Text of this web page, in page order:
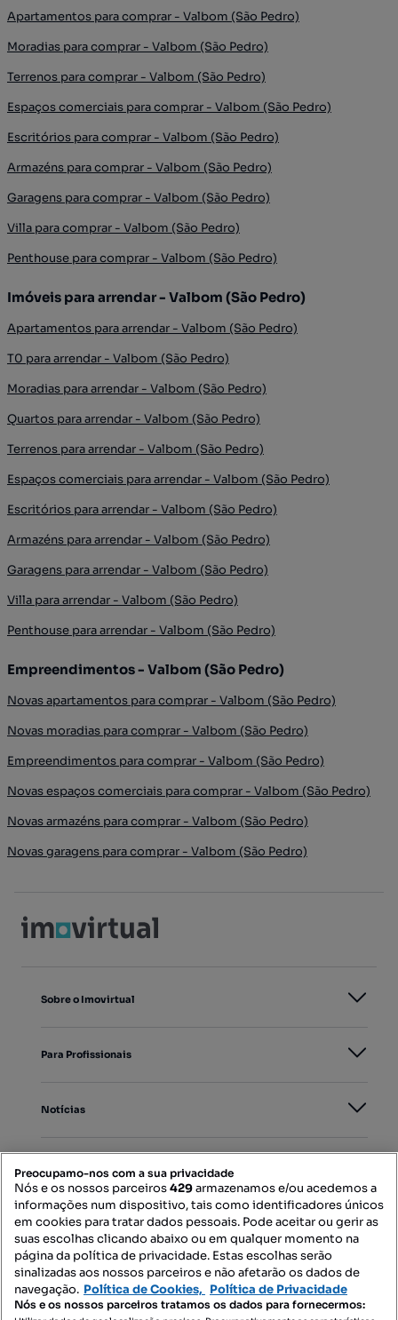
Apartamentos para comprar - Valbom (São Pedro)
Moradias para comprar - Valbom (São Pedro)
Terrenos para comprar - Valbom (São Pedro)
Espaços comerciais para comprar - Valbom (São Pedro)
Escritórios para comprar - Valbom (São Pedro)
Armazéns para comprar - Valbom (São Pedro)
Garagens para comprar - Valbom (São Pedro)
Villa para comprar - Valbom (São Pedro)
Penthouse para comprar - Valbom (São Pedro)
Imóveis para arrendar - Valbom (São Pedro)
Apartamentos para arrendar - Valbom (São Pedro)
T0 para arrendar - Valbom (São Pedro)
Moradias para arrendar - Valbom (São Pedro)
Quartos para arrendar - Valbom (São Pedro)
Terrenos para arrendar - Valbom (São Pedro)
Espaços comerciais para arrendar - Valbom (São Pedro)
Escritórios para arrendar - Valbom (São Pedro)
Armazéns para arrendar - Valbom (São Pedro)
Garagens para arrendar - Valbom (São Pedro)
Villa para arrendar - Valbom (São Pedro)
Penthouse para arrendar - Valbom (São Pedro)
Empreendimentos - Valbom (São Pedro)
Novas apartamentos para comprar - Valbom (São Pedro)
Novas moradias para comprar - Valbom (São Pedro)
Empreendimentos para comprar - Valbom (São Pedro)
Novas espaços comerciais para comprar - Valbom (São Pedro)
Novas armazéns para comprar - Valbom (São Pedro)
Novas garagens para comprar - Valbom (São Pedro)
Sobre o Imovirtual
Para Profissionais
Notícias
Mapa do Site
Contacte-nos
Preocupamo-nos com a sua privacidade
Nós e os nossos parceiros429armazenamos e/ou acedemos a
informações num dispositivo, tais como identificadores únicos
em cookies para tratar dados pessoais. Pode aceitar ou gerir as
suas escolhas clicando abaixo ou em qualquer momento na
página da política de privacidade. Estas escolhas serão
sinalizadas aos nossos parceiros e não afetarão os dados de
navegação. Política de Cookies, Política de Privacidade
Nós e os nossos parceiros tratamos os dados para fornecermos: